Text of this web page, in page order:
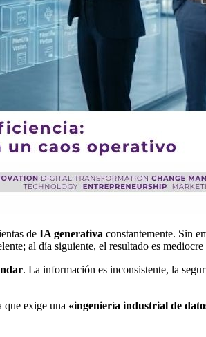
de IA generativa constantemente. Sin
al día siguiente, el resultado es
. La información es inconsistente, la
que exige una «ingeniería industrial de